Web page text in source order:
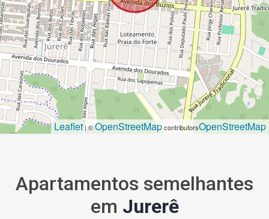
Leaflet| ©OpenStreetMapcontributorsOpenStreetMap
Apartamentos semelhantes
em Jurerê